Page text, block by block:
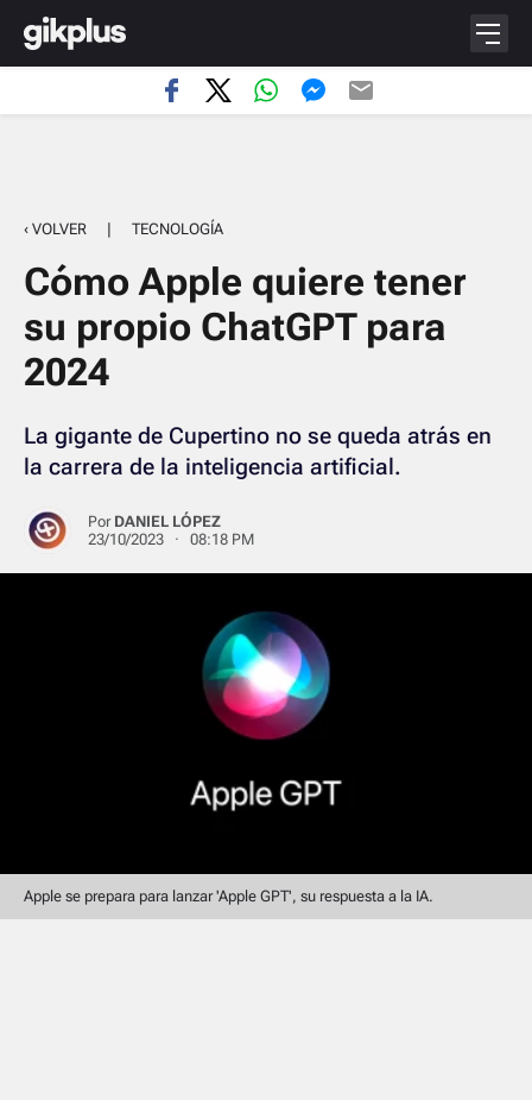
‹ VOLVER | TECNOLOGÍA
Cómo Apple quiere tener
su propio ChatGPT para
2024
La gigante de Cupertino no se queda atrás en
la carrera de la inteligencia artificial.
Por DANIEL LÓPEZ
23/10/2023 · 08:18 PM
Apple se prepara para lanzar 'Apple GPT', su respuesta a la IA.